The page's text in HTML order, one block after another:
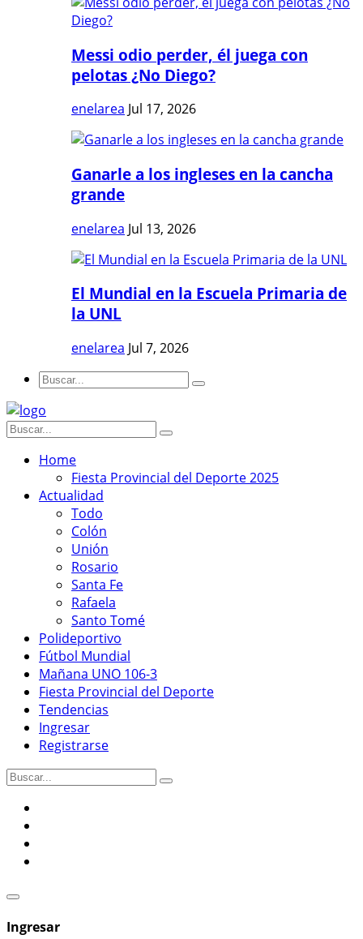
Messi odio perder, él juega con
pelotas ¿No Diego?
enelarea Jul 17, 2026
Ganarle a los ingleses en la cancha
grande
enelarea Jul 13, 2026
El Mundial en la Escuela Primaria de
la UNL
enelarea Jul 7, 2026
Home
Fiesta Provincial del Deporte 2025
Actualidad
Todo
Colón
Unión
Rosario
Santa Fe
Rafaela
Santo Tomé
Polideportivo
Fútbol Mundial
Mañana UNO 106-3
Fiesta Provincial del Deporte
Tendencias
Ingresar
Registrarse
Ingresar